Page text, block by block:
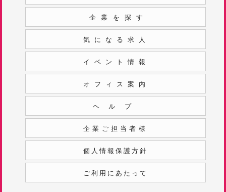
企業を探す
気になる求人
イベント情報
オフィス案内
ヘルプ
企業ご担当者様
個人情報保護方針
ご利用にあたって